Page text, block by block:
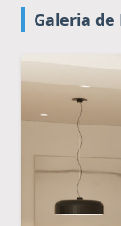
Galeria